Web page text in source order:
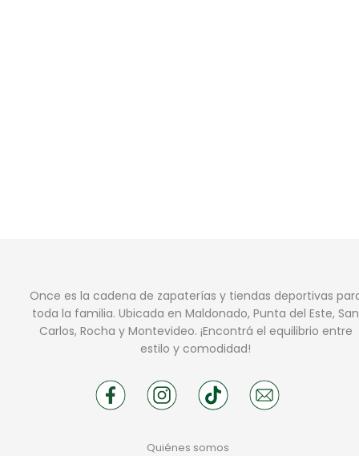
Once es la cadena de zapaterías y tiendas deportivas
toda la familia. Ubicada en Maldonado, Punta del Este, San
Carlos, Rocha y Montevideo. ¡Encontrá el equilibrio entre
estilo y comodidad!
Quiénes somos